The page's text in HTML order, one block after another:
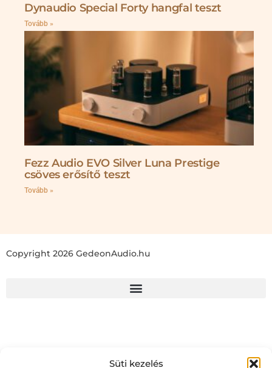
Süti kezelés
Dynaudio Special Forty hangfal teszt
Tovább »
Fezz Audio EVO Silver Luna Prestige
csöves erősítő teszt
Tovább »
Copyright 2026 GedeonAudio.hu